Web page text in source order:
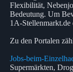
Flexibilität,
Bedeutung. Um
1A-Stellenmarkt.de
Zu den Portalen
Jobs-beim-
Supermärkten,